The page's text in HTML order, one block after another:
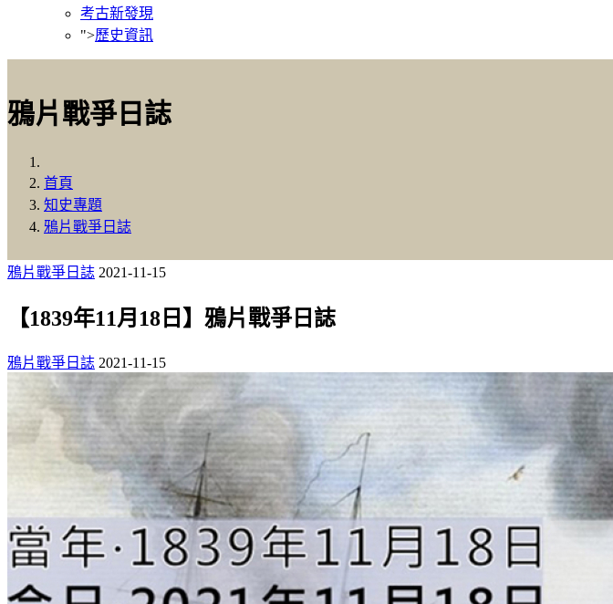
考古新發現
">歷史資訊
鴉片戰爭日誌
首頁
知史專題
鴉片戰爭日誌
鴉片戰爭日誌 2021-11-15
【1839年11月18日】鴉片戰爭日誌
鴉片戰爭日誌 2021-11-15